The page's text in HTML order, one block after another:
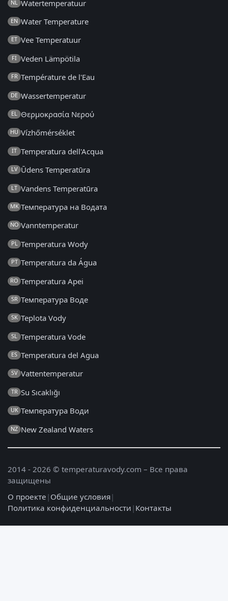
NL Watertemperatuur
EN Water Temperature
ET Vee Temperatuur
FI Veden Lämpötila
FR Température de l'Eau
DE Wassertemperatur
EL Θερμοκρασία Νερού
HU Vízhőmérséklet
IT Temperatura dell'Acqua
LV Ūdens Temperatūra
LT Vandens Temperatūra
MK Температура на Водата
NO Vanntemperatur
PL Temperatura Wody
PT Temperatura da Água
RO Temperatura Apei
SR Температура Воде
SK Teplota Vody
SL Temperatura Vode
ES Temperatura del Agua
SV Vattentemperatur
TR Su Sıcaklığı
UK Температура Води
NZ New Zealand Waters
2014 - 2026 © temperaturavody.com – Все права
защищены
О проекте | Общие условия|
Политика конфиденциальности | Контакты